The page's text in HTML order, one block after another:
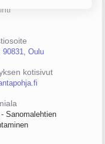
90831, Oulu
kotisivut
Sanomalehtien